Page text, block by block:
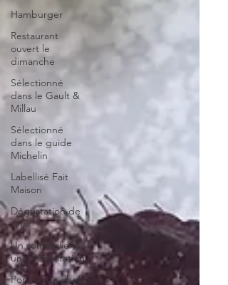
Hamburger
Restaurant
ouvert le
dimanche
Sélectionné
dans le Gault &
Millau
Sélectionné
dans le guide
Michelin
Labellisé Fait
Maison
Dégustation de
vins
Un sommelier,
une dégustation
Portrait de chef